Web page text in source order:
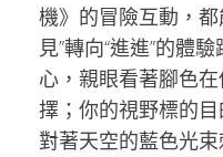
機》的冒險互動，
見”轉向“進進”的體
心，親眼看著腳色
擇；你的視野標的
對著天空的藍色光